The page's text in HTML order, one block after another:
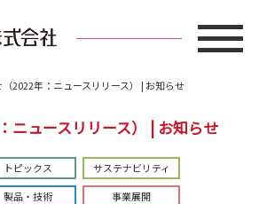
2022年：ニュースリリース） | お知らせ
ニュースリリース） | お知らせ
トピックス
サステナビリティ
製品・技術 事業展開